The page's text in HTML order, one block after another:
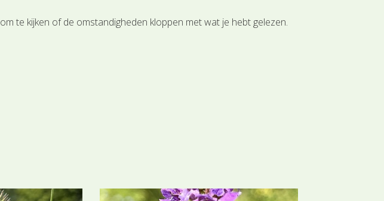
om te kijken of de omstandigheden kloppen met wat je hebt gelezen.